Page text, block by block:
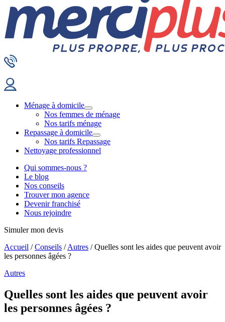
Ménage à domicile
Nos femmes de ménage
Nos tarifs ménage
Repassage à domicile
Nos tarifs Repassage
Nettoyage professionnel
Qui sommes-nous ?
Le blog
Nos conseils
Trouver mon agence
Devenir franchisé
Nous rejoindre
Simuler mon devis
Accueil /Conseils /Autres /Quelles sont les aides que peuvent avoir
les personnes âgées ?
Autres
Quelles sont les aides que peuvent avoir
les personnes âgées ?